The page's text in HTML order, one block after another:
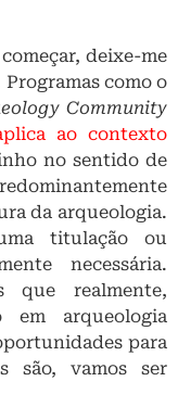
deixe-me
como o
Community
ao contexto
no sentido de
da arqueologia.
titulação ou
necessária.
que realmente,
em arqueologia
para
são, vamos ser